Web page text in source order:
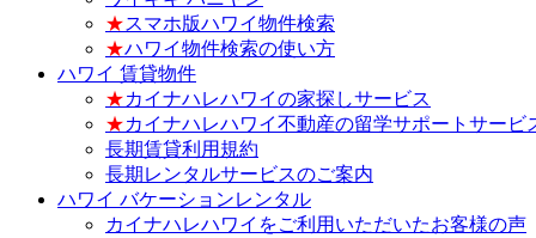
★スマホ版ハワイ物件検索
★ハワイ物件検索の使い方
ハワイ 賃貸物件
★カイナハレハワイの家探しサービス
★カイナハレハワイ不動産の留学サポートサービ
長期賃貸利用規約
長期レンタルサービスのご案内
ハワイ バケーションレンタル
カイナハレハワイをご利用いただいたお客様の声